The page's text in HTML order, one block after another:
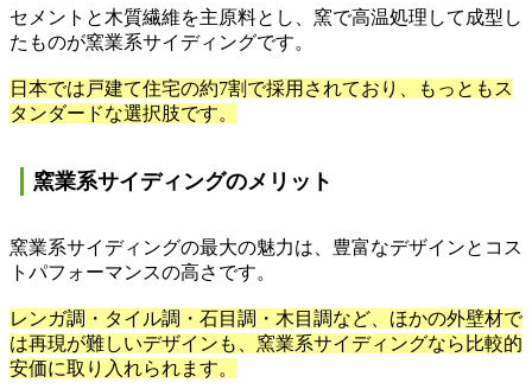
セメントと木質繊維を主原料とし、窯で高温処理して成型し
たものが窯業系サイディングです。
日本では戸建て住宅の約7割で採用されており、もっともス
タンダードな選択肢です。
窯業系サイディングのメリット
窯業系サイディングの最大の魅力は、豊富なデザインとコス
トパフォーマンスの高さです。
レンガ調・タイル調・石目調・木目調など、ほかの外壁材で
は再現が難しいデザインも、窯業系サイディングなら比較的
安価に取り入れられます。